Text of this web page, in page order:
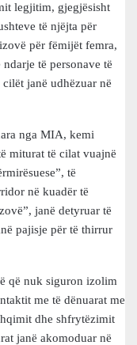
legjitim, gjegjësisht
të njëjta për
për fëmijët femra,
të personave të
janë udhëzuar në
nga MIA, kemi
miturat të cilat vuajnë
të
në kuadër të
janë detyruar të
pajisje për të thirrur
që nuk siguron izolim
me të dënuarat me
dhe shfrytëzimit
janë akomoduar në